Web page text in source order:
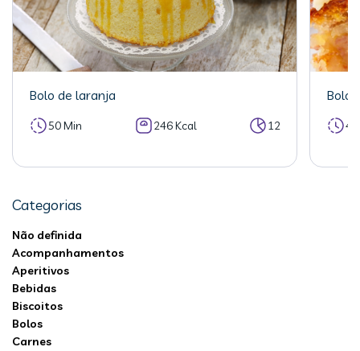
Bolo de laranja
50 Min 246 Kcal 12
Bolo
Categorias
Não definida
Acompanhamentos
Aperitivos
Bebidas
Biscoitos
Bolos
Carnes